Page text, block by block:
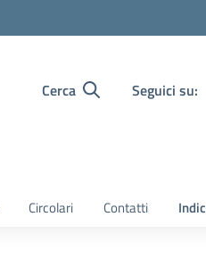
Cerca Seguici su:
Circolari Contatti